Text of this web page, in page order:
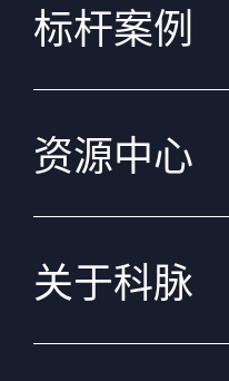
标杆案例
资源中心
关于科脉